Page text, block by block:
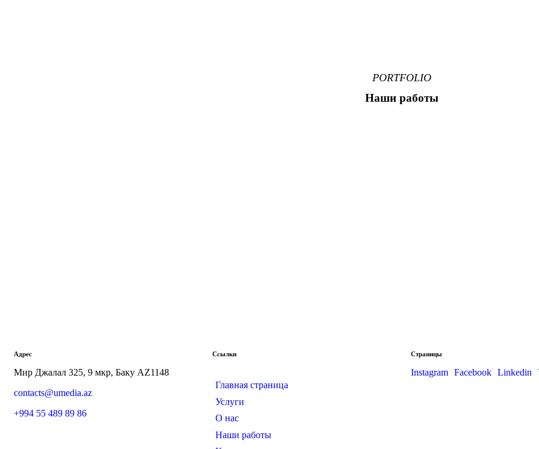
PORTFOLIO
Наши работы
Адрес
Мир Джалал 325, 9 мкр, Баку AZ1148
contacts@umedia.az
+994 55 489 89 86
Ссылки
Главная страница
Услуги
О нас
Наши работы
Страницы
Instagram Facebook Linkedin